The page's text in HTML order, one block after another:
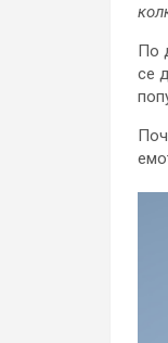
По
се